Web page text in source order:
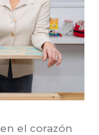
el corazón